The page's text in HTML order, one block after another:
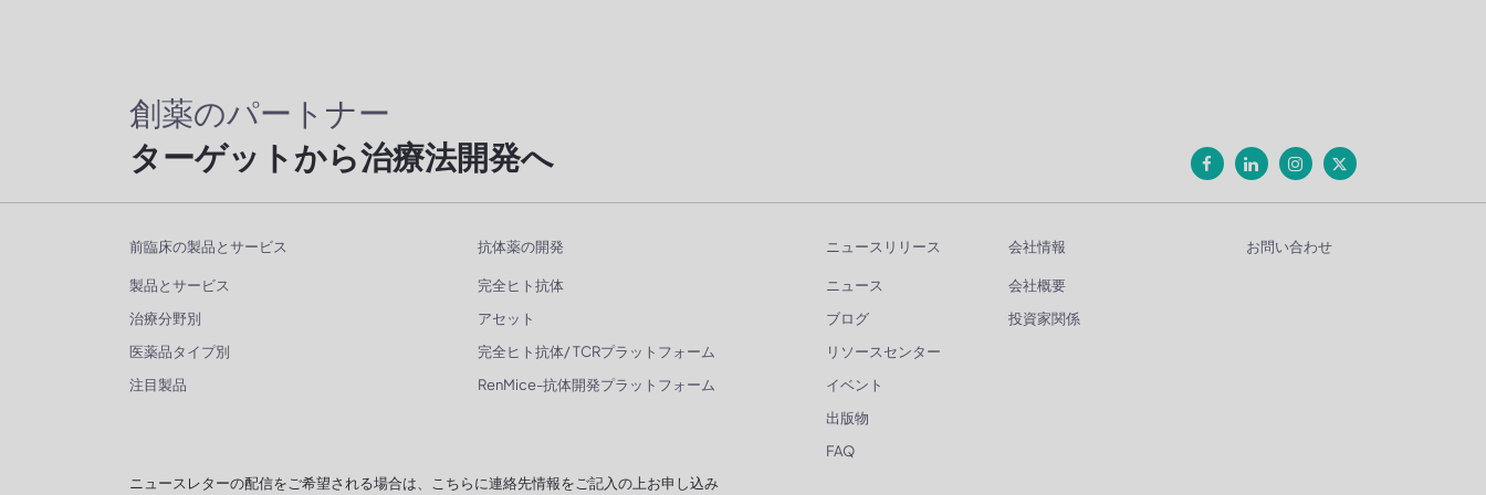
創薬のパートナー
ターゲットから治療法開発へ
前臨床の製品とサービス
製品とサービス
治療分野別
医薬品タイプ別
注目製品
抗体薬の開発
完全ヒト抗体
アセット
完全ヒト抗体/ TCRプラットフォーム
RenMice-抗体開発プラットフォーム
ニュースリリース
ニュース
ブログ
リソースセンター
イベント
出版物
FAQ
会社情報
会社概要
投資家関係
お問い合わせ
ニュースレターの配信をご希望される場合は、こちらに連絡先情報をご記入の上お申し込み